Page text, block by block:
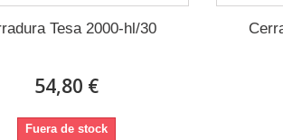
Tesa 2000-hl/30
54,80 €
Fuera de stock